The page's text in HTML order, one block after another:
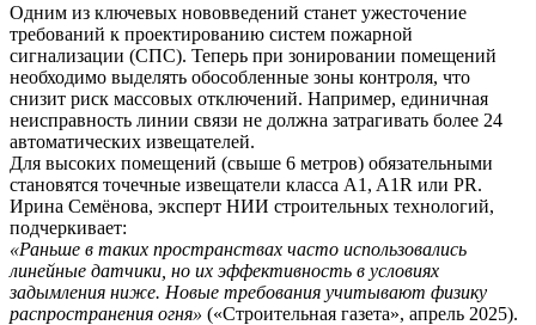
Одним из ключевых нововведений станет ужесточение
требований к проектированию систем пожарной
сигнализации (СПС). Теперь при зонировании помещений
необходимо выделять обособленные зоны контроля, что
снизит риск массовых отключений. Например, единичная
неисправность линии связи не должна затрагивать более 24
автоматических извещателей.
Для высоких помещений (свыше 6 метров) обязательными
становятся точечные извещатели класса A1, A1R или PR.
Ирина Семёнова, эксперт НИИ строительных технологий,
подчеркивает:
«Раньше в таких пространствах часто использовались
линейные датчики, но их эффективность в условиях
задымления ниже. Новые требования учитывают физику
распространения огня» («Строительная газета», апрель 2025).